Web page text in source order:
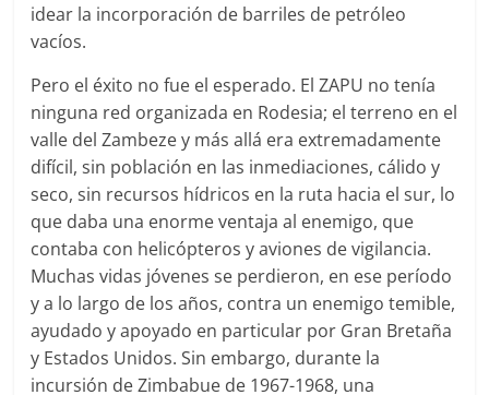
idear la incorporación de barriles de petróleo
vacíos.
Pero el éxito no fue el esperado. El ZAPU no tenía
ninguna red organizada en Rodesia; el terreno en el
valle del Zambeze y más allá era extremadamente
difícil, sin población en las inmediaciones, cálido y
seco, sin recursos hídricos en la ruta hacia el sur, lo
que daba una enorme ventaja al enemigo, que
contaba con helicópteros y aviones de vigilancia.
Muchas vidas jóvenes se perdieron, en ese período
y a lo largo de los años, contra un enemigo temible,
ayudado y apoyado en particular por Gran Bretaña
y Estados Unidos. Sin embargo, durante la
incursión de Zimbabue de 1967-1968, una